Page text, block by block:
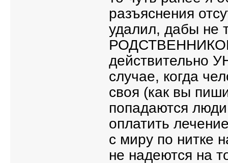
разъяснения
удалил, дабы не
действительно
случае, когда
своя (как вы
попадаются
оплатить
с миру по нитке
не надеются на